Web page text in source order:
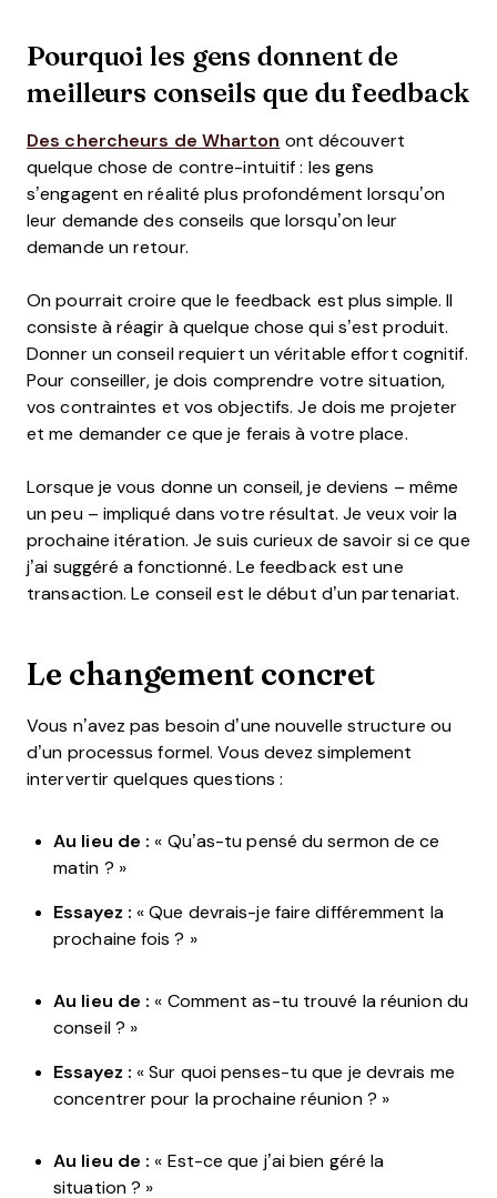
Pourquoi les gens donnent de
meilleurs conseils que du feedback
Des chercheurs de Wharton ont découvert
quelque chose de contre-intuitif : les gens
s’engagent en réalité plus profondément lorsqu’on
leur demande des conseils que lorsqu’on leur
demande un retour.
On pourrait croire que le feedback est plus simple. Il
consiste à réagir à quelque chose qui s’est produit.
Donner un conseil requiert un véritable effort cognitif.
Pour conseiller, je dois comprendre votre situation,
vos contraintes et vos objectifs. Je dois me projeter
et me demander ce que je ferais à votre place.
Lorsque je vous donne un conseil, je deviens – même
un peu – impliqué dans votre résultat. Je veux voir la
prochaine itération. Je suis curieux de savoir si ce que
j’ai suggéré a fonctionné. Le feedback est une
transaction. Le conseil est le début d’un partenariat.
Le changement concret
Vous n’avez pas besoin d’une nouvelle structure ou
d’un processus formel. Vous devez simplement
intervertir quelques questions :
Au lieu de : « Qu’as-tu pensé du sermon de ce
matin ? »
Essayez : « Que devrais-je faire différemment la
prochaine fois ? »
Au lieu de : « Comment as-tu trouvé la réunion du
conseil ? »
Essayez : « Sur quoi penses-tu que je devrais me
concentrer pour la prochaine réunion ? »
Au lieu de : « Est-ce que j’ai bien géré la
situation ? »